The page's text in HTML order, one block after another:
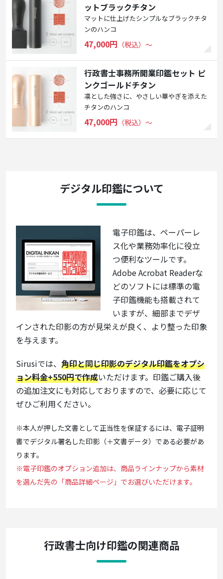
ットブラックチタン
マットに仕上げたシンプルなブラックチタ
ンのハンコ
47,000円 （税込）〜
行政書士事務所開業印鑑セット ピ
ンクゴールドチタン
凛とした強さに、やさしい華やぎを添えた
チタンのハンコ
47,000円 （税込）〜
デジタル印鑑について
電子印鑑は、ペーパーレ
ス化や業務効率化に役立
つ便利なツールです。
Adobe Acrobat Readerな
どのソフトには標準の電
子印鑑機能も搭載されて
いますが、細部までデザ
インされた印影の方が見栄えが良く、より整った印象
を与えます。
Sirusiでは、 角印と同じ印影のデジタル印鑑をオプシ
ョン料金+550円で作成いただけます。印鑑ご購入後
の追加注文にも対応しておりますので、必要に応じて
ぜひご利用ください。
※本人が押した文書として正当性を保証するには、電子証明
書でデジタル署名した印影（＋文書データ）である必要があ
ります。
※電子印鑑のオプション追加は、商品ラインナップから素材
を選んだ先の「商品詳細ページ」でお選びいただけます。
行政書士向け印鑑の関連商品